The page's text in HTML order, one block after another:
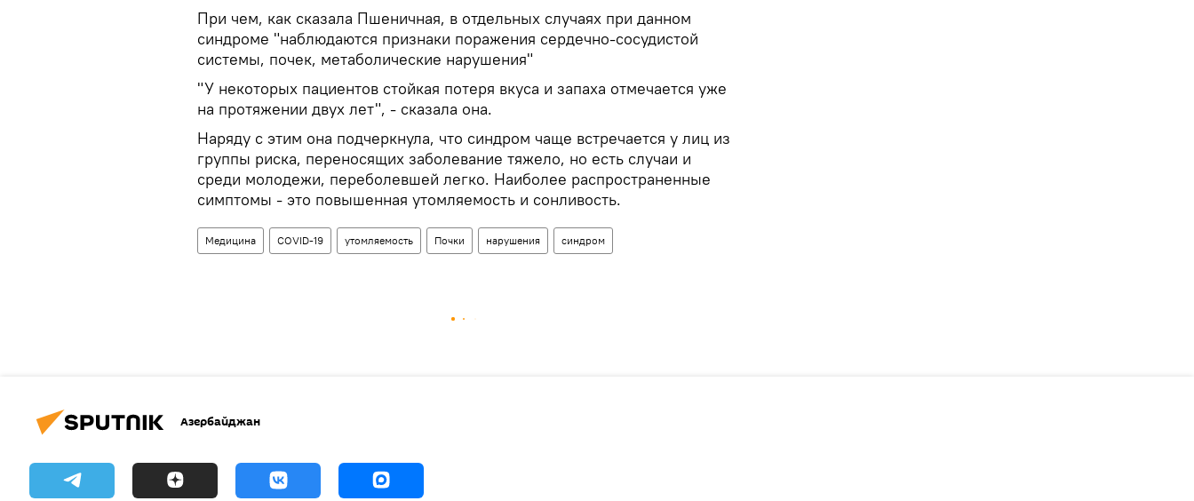
При чем, как сказала Пшеничная, в отдельных случаях при данном
синдроме "наблюдаются признаки поражения сердечно-сосудистой
системы, почек, метаболические нарушения"
"У некоторых пациентов стойкая потеря вкуса и запаха отмечается уже
на протяжении двух лет", - сказала она.
Наряду с этим она подчеркнула, что синдром чаще встречается у лиц из
группы риска, переносящих заболевание тяжело, но есть случаи и
среди молодежи, переболевшей легко. Наиболее распространенные
симптомы - это повышенная утомляемость и сонливость.
Медицина COVID-19 утомляемость Почки нарушения синдром
Азербайджан